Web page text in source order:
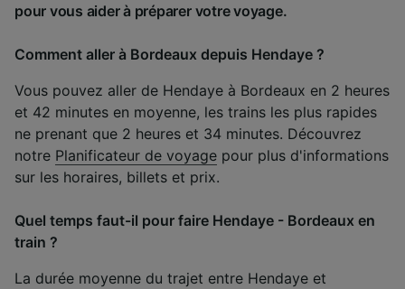
pour vous aider à préparer votre voyage.
Comment aller à Bordeaux depuis Hendaye ?
Vous pouvez aller de Hendaye à Bordeaux en 2 heures
et 42 minutes en moyenne, les trains les plus rapides
ne prenant que 2 heures et 34 minutes. Découvrez
notre Planificateur de voyage pour plus d'informations
sur les horaires, billets et prix.
Quel temps faut-il pour faire Hendaye - Bordeaux en
train ?
La durée moyenne du trajet entre Hendaye et